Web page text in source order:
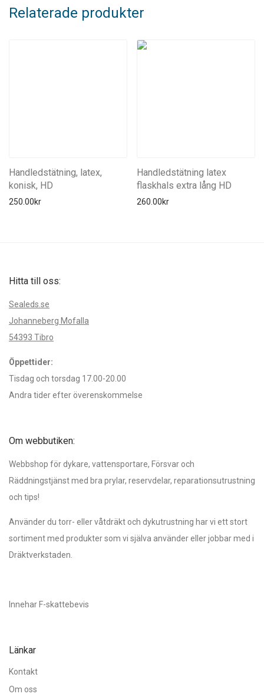
Relaterade produkter
Handledstätning, latex,
konisk, HD
250.00kr
Handledstätning latex
flaskhals extra lång HD
260.00kr
Hitta till oss:
Sealeds.se
Johanneberg Mofalla
54393 Tibro
Öppettider:
Tisdag och torsdag 17.00-20.00
Andra tider efter överenskommelse
Om webbutiken:
Webbshop för dykare, vattensportare, Försvar och
Räddningstjänst med bra prylar, reservdelar, reparationsutrustning
och tips!
Använder du torr- eller våtdräkt och dykutrustning har vi ett stort
sortiment med produkter som vi själva använder eller jobbar med i
Dräktverkstaden.
Innehar F-skattebevis
Länkar
Kontakt
Om oss